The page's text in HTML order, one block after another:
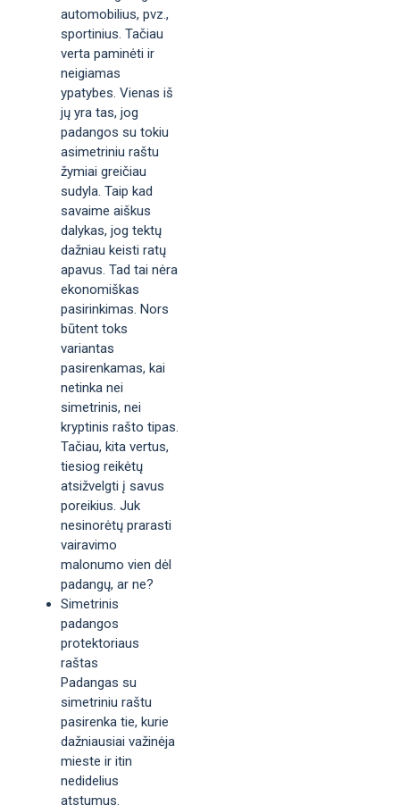
automobilius, pvz.,
sportinius. Tačiau
verta paminėti ir
neigiamas
ypatybes. Vienas iš
jų yra tas, jog
padangos su tokiu
asimetriniu raštu
žymiai greičiau
sudyla. Taip kad
savaime aiškus
dalykas, jog tektų
dažniau keisti ratų
apavus. Tad tai nėra
ekonomiškas
pasirinkimas. Nors
būtent toks
variantas
pasirenkamas, kai
netinka nei
simetrinis, nei
kryptinis rašto tipas.
Tačiau, kita vertus,
tiesiog reikėtų
atsižvelgti į savus
poreikius. Juk
nesinorėtų prarasti
vairavimo
malonumo vien dėl
padangų, ar ne?
Simetrinis
padangos
protektoriaus
raštas
Padangas su
simetriniu raštu
pasirenka tie, kurie
dažniausiai važinėja
mieste ir itin
nedidelius
atstumus.